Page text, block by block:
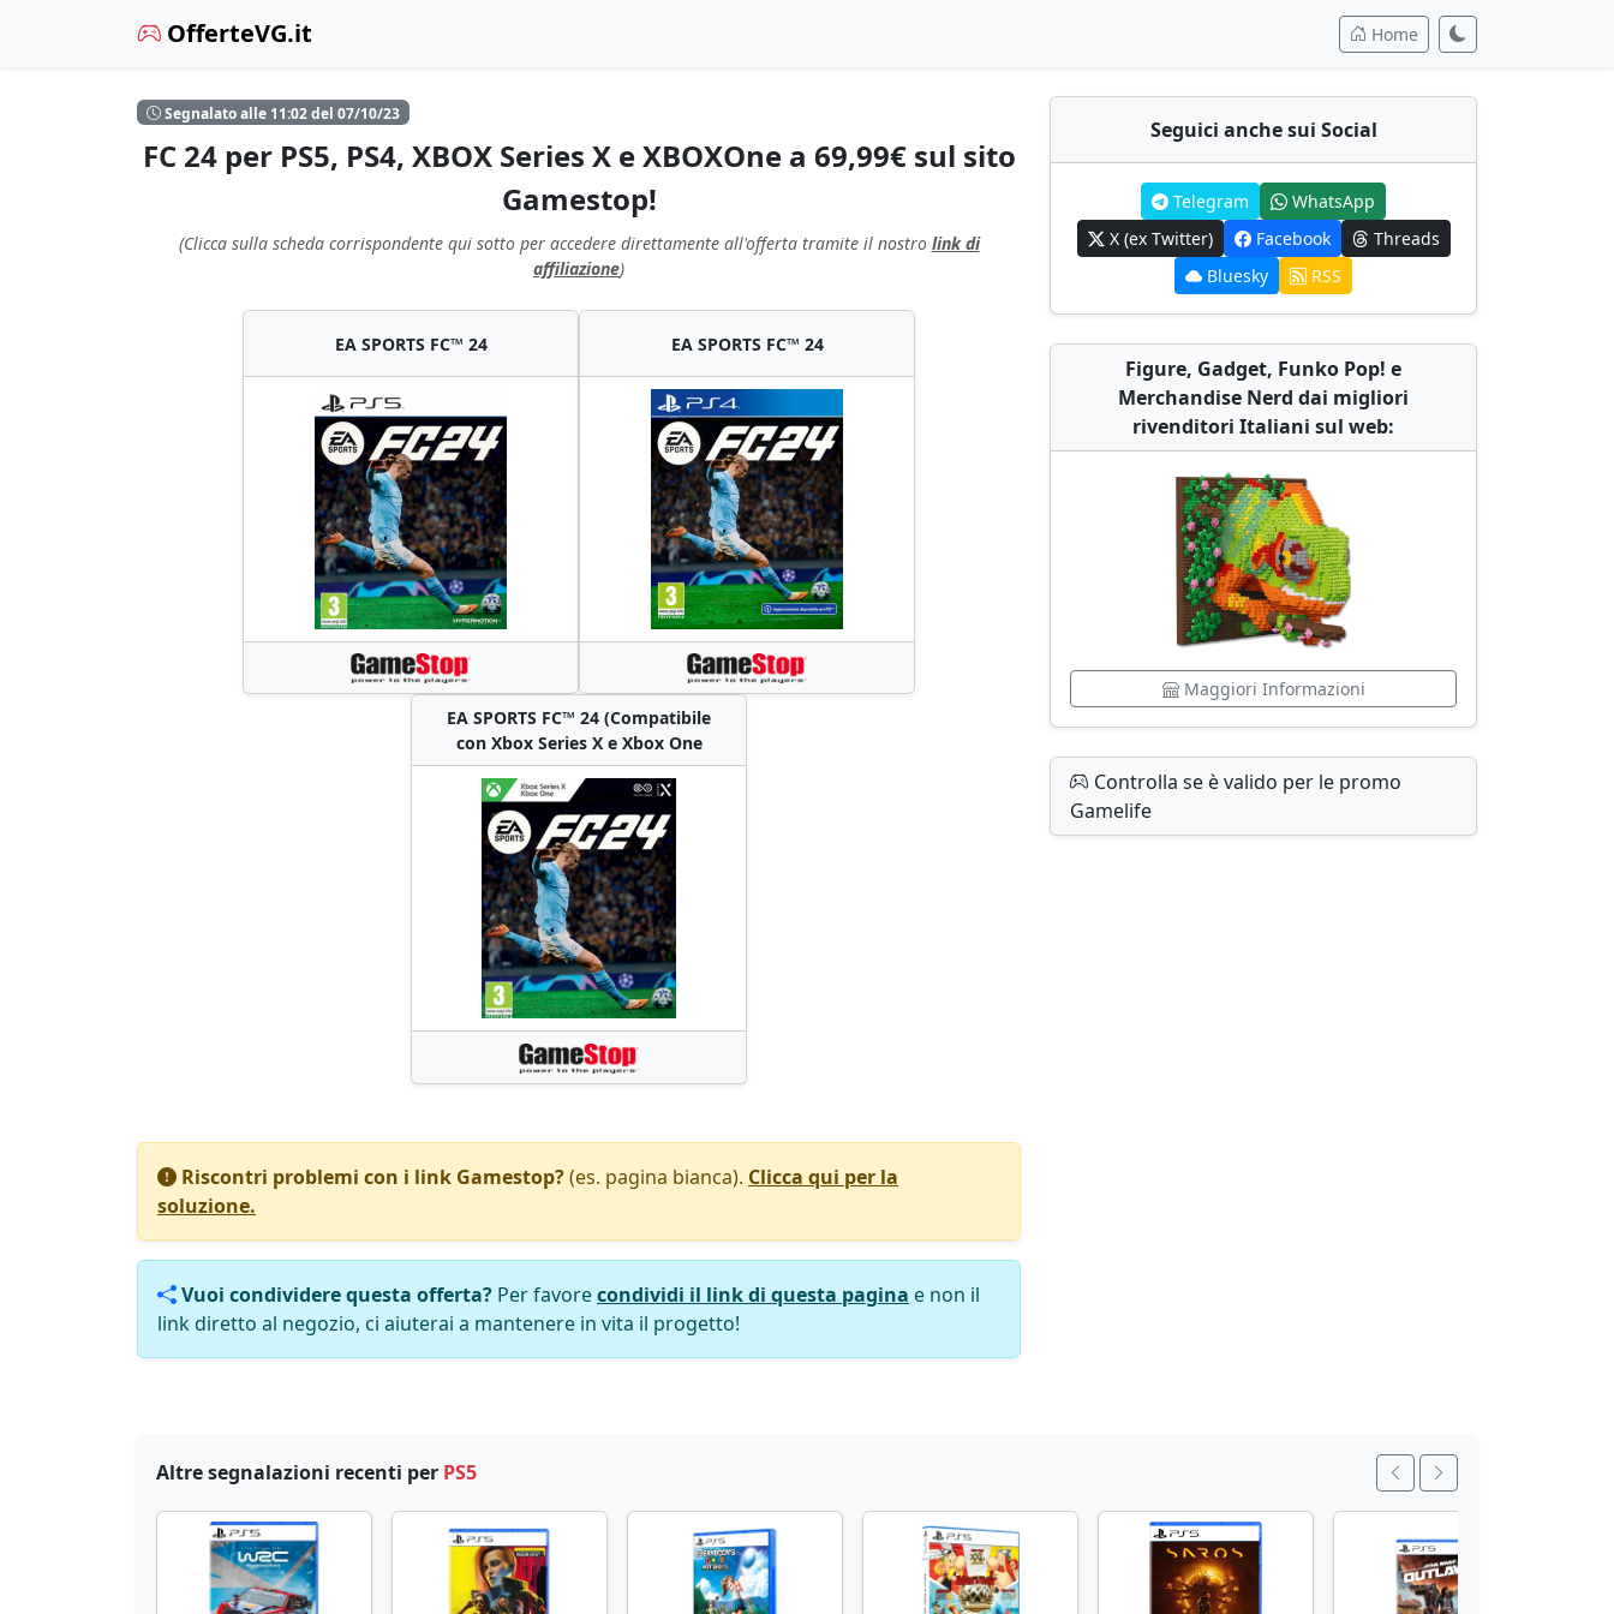
OfferteVG.it Home
Segnalato alle 11:02 del 07/10/23
FC 24 per PS5, PS4, XBOX Series X e XBOXOne a 69,99€ sul sito
Gamestop!
(Clicca sulla scheda corrispondente qui sotto per accedere direttamente all'offerta tramite il nostro link di
affiliazione)
EA SPORTS FC™ 24 EA SPORTS FC™ 24
EA SPORTS FC™ 24 (Compatibile
con Xbox Series X e Xbox One
Riscontri problemi con i link Gamestop?(es. pagina bianca). Clicca qui per la
soluzione.
Vuoi condividere questa offerta? Per favorecondividi il link di questa pagina e non il
link diretto al negozio, ci aiuterai a mantenere in vita il progetto!
Seguici anche sui Social
Telegram
WhatsApp
X (ex Twitter)
Facebook
Threads
Bluesky
RSS
Figure, Gadget, Funko Pop! e
Merchandise Nerd dai migliori
rivenditori Italiani sul web:
Maggiori Informazioni
Controlla se è valido per le promo
Gamelife
Altre segnalazioni recenti per PS5